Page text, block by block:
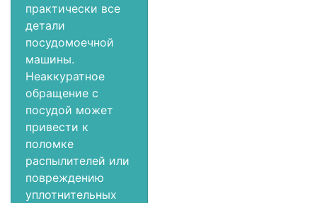
практически все
детали
посудомоечной
машины.
Неаккуратное
обращение с
посудой может
привести к
поломке
распылителей или
повреждению
уплотнительных